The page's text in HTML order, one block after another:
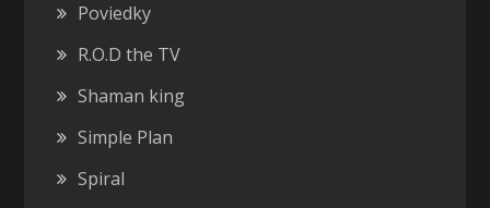
Poviedky
R.O.D the TV
Shaman king
Simple Plan
Spiral